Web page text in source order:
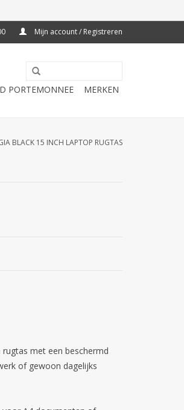
Mijn account / Registreren
PORTEMONNEE MERKEN
BLACK 15 INCH LAPTOP RUGTAS
met een beschermd
of gewoon dagelijks